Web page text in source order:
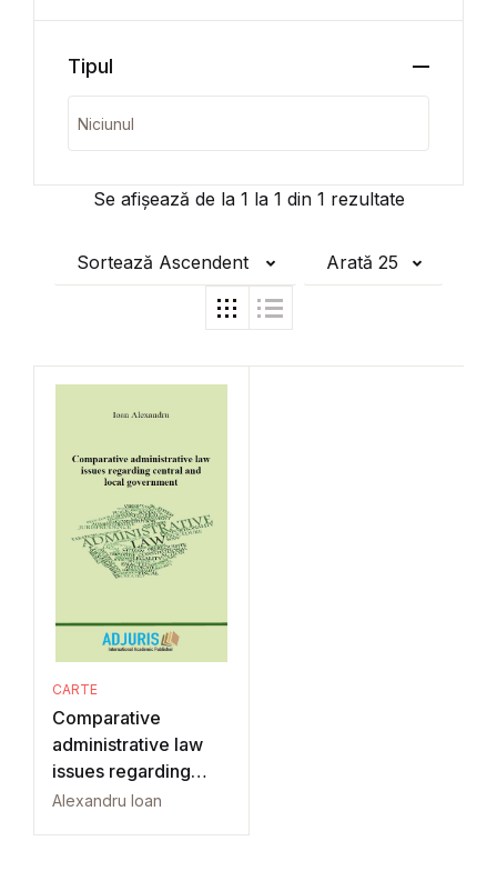
Se afișează de la 1 la 1 din 1 rezultate
Sortează Ascendent Arată 25
CARTE
Comparative
administrative law
issues regarding
central and local
Alexandru Ioan
Tipul